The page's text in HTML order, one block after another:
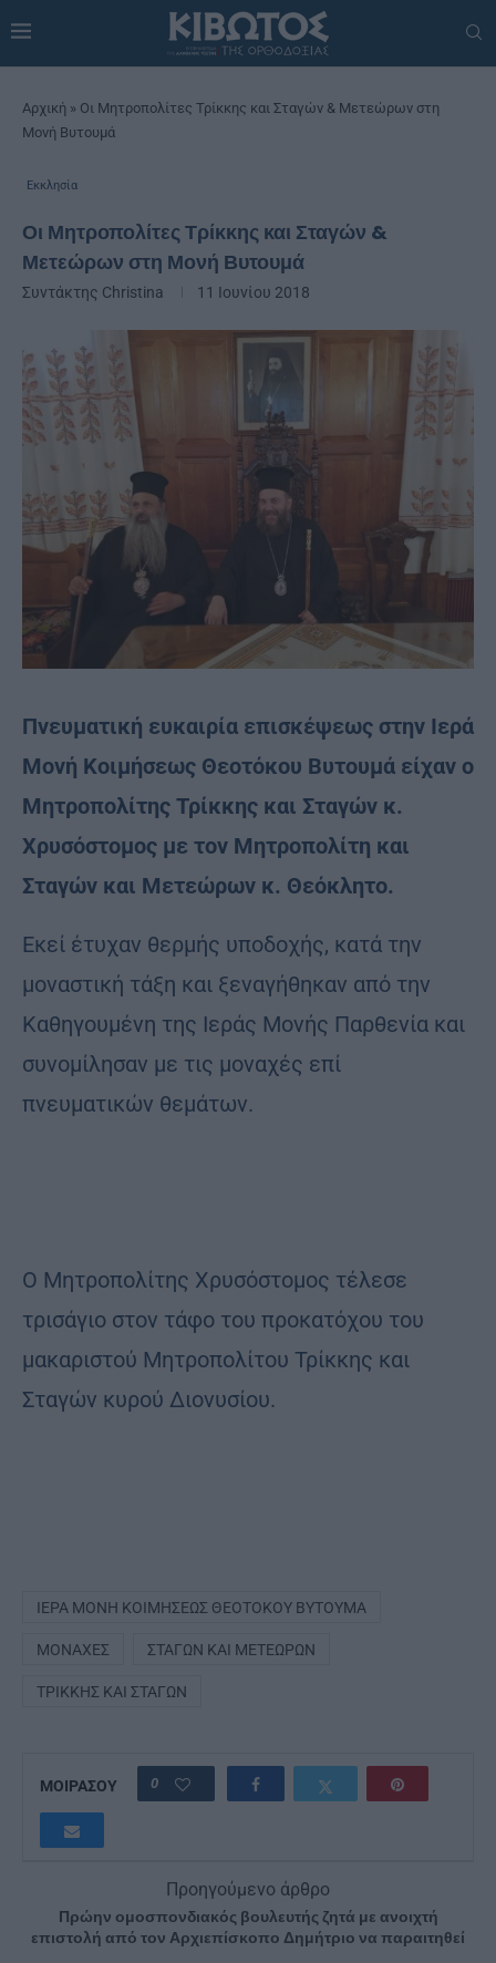
Αρχική » Οι Μητροπολίτες Τρίκκης και Σταγών & Μετεώρων στη
Μονή Βυτουμά
Εκκλησία
Οι Μητροπολίτες Τρίκκης και Σταγών &
Μετεώρων στη Μονή Βυτουμά
Συντάκτης Christina 11 Ιουνίου 2018
Πνευματική ευκαιρία επισκέψεως στην Ιερά
Μονή Κοιμήσεως Θεοτόκου Βυτουμά είχαν ο
Μητροπολίτης Τρίκκης και Σταγών κ.
Χρυσόστομος με τον Μητροπολίτη και
Σταγών και Μετεώρων κ. Θεόκλητο.
Εκεί έτυχαν θερμής υποδοχής, κατά την
μοναστική τάξη και ξεναγήθηκαν από την
Καθηγουμένη της Ιεράς Μονής Παρθενία και
συνομίλησαν με τις μοναχές επί
πνευματικών θεμάτων.
Ο Μητροπολίτης Χρυσόστομος τέλεσε
τρισάγιο στον τάφο του προκατόχου του
μακαριστού Μητροπολίτου Τρίκκης και
Σταγών κυρού Διονυσίου.
ΙΕΡΆ ΜΟΝΉ ΚΟΙΜΉΣΕΩΣ ΘΕΟΤΌΚΟΥ ΒΥΤΟΥΜΆ
ΜΟΝΑΧΈΣ ΣΤΑΓΏΝ ΚΑΙ ΜΕΤΕΏΡΩΝ
ΤΡΊΚΚΗΣ ΚΑΙ ΣΤΑΓΏΝ
ΜΟΙΡΑΣΟΥ 0
Προηγούμενο άρθρο
Πρώην ομοσπονδιακός βουλευτής ζητά με ανοιχτή
επιστολή από τον Αρχιεπίσκοπο Δημήτριο να παραιτηθεί